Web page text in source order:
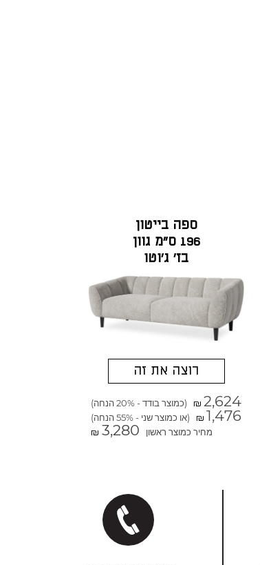
ספה בייטון
196 ס"מ גוון
בז' ג'וטו
רוצה את זה
₪ 2,624 (כמוצר בודד - 20% הנחה)
₪ 1,476
(או כמוצר שני - 55% הנחה)
מחיר כמוצר ראשון
₪ 3,280